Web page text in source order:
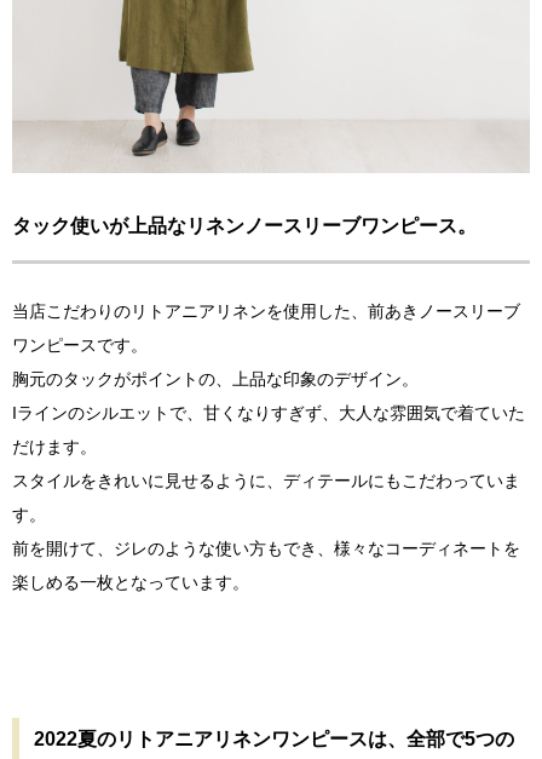
タック使いが上品なリネンノースリーブワンピース。
当店こだわりのリトアニアリネンを使用した、前あきノースリーブ
ワンピースです。
胸元のタックがポイントの、上品な印象のデザイン。
Iラインのシルエットで、甘くなりすぎず、大人な雰囲気で着ていた
だけます。
スタイルをきれいに見せるように、ディテールにもこだわっていま
す。
前を開けて、ジレのような使い方もでき、様々なコーディネートを
楽しめる一枚となっています。
2022夏のリトアニアリネンワンピースは、全部で5つの